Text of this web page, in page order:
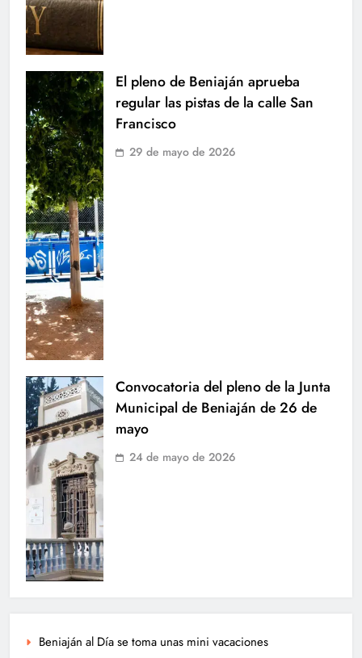
Beniaján al Día se toma unas mini vacaciones
El pleno de Beniaján aprueba
regular las pistas de la calle San
Francisco
29 de mayo de 2026
Convocatoria del pleno de la Junta
Municipal de Beniaján de 26 de
mayo
24 de mayo de 2026